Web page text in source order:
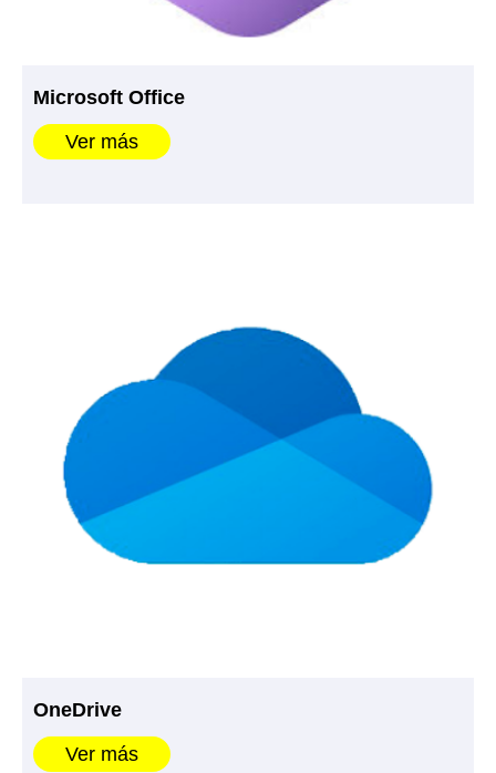
Microsoft Office
Ver más
OneDrive
Ver más